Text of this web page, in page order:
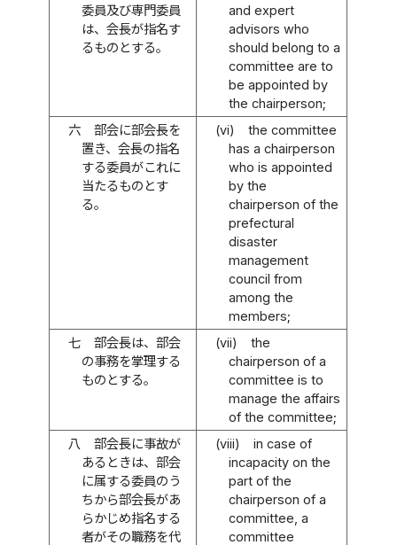
委員及び専門委員
は、会長が指名す
るものとする。
and expert
advisors who
should belong to a
committee are to
be appointed by
the chairperson;
六
部会に部会長を
置き、会長の指名
する委員がこれに
当たるものとす
る。
(vi)
the committee
has a chairperson
who is appointed
by the
chairperson of the
prefectural
disaster
management
council from
among the
members;
七
部会長は、部会
の事務を掌理する
ものとする。
(vii)
the
chairperson of a
committee is to
manage the affairs
of the committee;
八
部会長に事故が
あるときは、部会
に属する委員のう
ちから部会長があ
らかじめ指名する
者がその職務を代
(viii)
in case of
incapacity on the
part of the
chairperson of a
committee, a
committee